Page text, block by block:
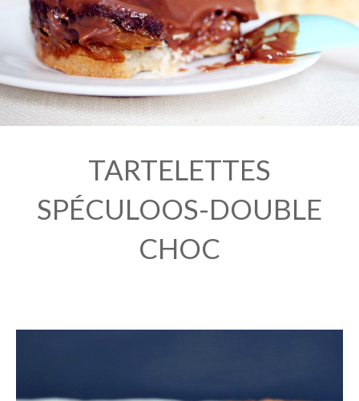
TARTELETTES
SPÉCULOOS-DOUBLE
CHOC